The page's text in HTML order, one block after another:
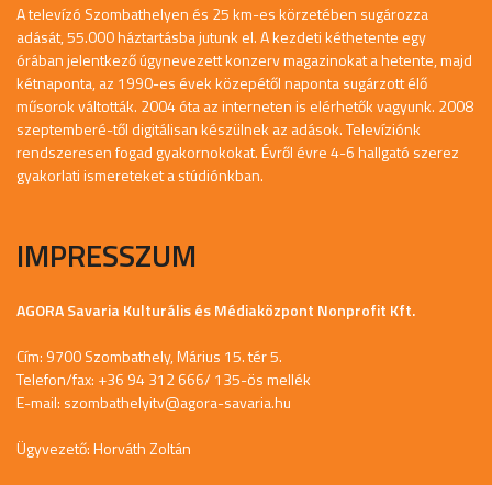
A televízó Szombathelyen és 25 km-es körzetében sugározza
adását, 55.000 háztartásba jutunk el. A kezdeti kéthetente egy
órában jelentkező úgynevezett konzerv magazinokat a hetente, majd
kétnaponta, az 1990-es évek közepétől naponta sugárzott élő
műsorok váltották. 2004 óta az interneten is elérhetők vagyunk. 2008
szeptemberé-től digitálisan készülnek az adások. Televíziónk
rendszeresen fogad gyakornokokat. Évről évre 4-6 hallgató szerez
gyakorlati ismereteket a stúdiónkban.
IMPRESSZUM
AGORA Savaria Kulturális és Médiaközpont Nonprofit Kft.
Cím: 9700 Szombathely, Márius 15. tér 5.
Telefon/fax: +36 94 312 666/ 135-ös mellék
E-mail: szombathelyitv@agora-savaria.hu
Ügyvezető: Horváth Zoltán